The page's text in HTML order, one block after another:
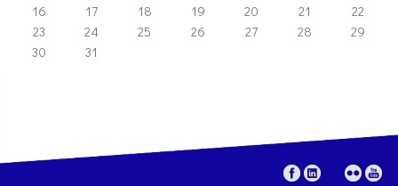
16
17 18 19 20 21
22
23
24 25 26 27 28
29
30
31